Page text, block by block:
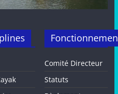
Comité Directeur
Statuts